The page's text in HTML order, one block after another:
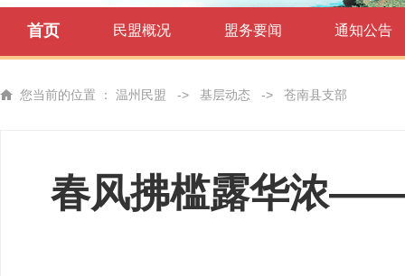
首页 民盟概况 盟务要闻 通知公告
您当前的位置 ： 温州民盟 -> 基层动态 -> 苍南县支部
春风拂槛露华浓——